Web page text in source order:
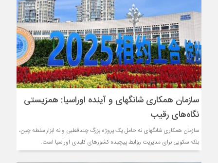
سازمان همکاری شانگهای و آینده اوراسیا: همزیستی
نگاه‌های رقیب
سازمان همکاری شانگهای نه حامل یک پروژه بزرگ چندقطبی و نه ابزار سلطه چین،
بلکه سکویی برای مدیریت روابط پیچیده کشورهای کلیدی اوراسیا است.